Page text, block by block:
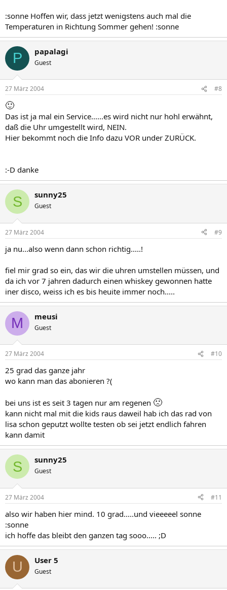
:sonne Hoffen wir, dass jetzt wenigstens auch mal die
Temperaturen in Richtung Sommer gehen! :sonne
P papalagi
Guest
27 März 2004 #8
🙂
Das ist ja mal ein Service......es wird nicht nur hohl erwähnt,
daß die Uhr umgestellt wird, NEIN.
Hier bekommt noch die Info dazu VOR under ZURÜCK.
:-D danke
S sunny25
Guest
27 März 2004 #9
ja nu...also wenn dann schon richtig.....!
fiel mir grad so ein, das wir die uhren umstellen müssen, und
da ich vor 7 jahren dadurch einen whiskey gewonnen hatte
iner disco, weiss ich es bis heuite immer noch.....
M meusi
Guest
27 März 2004 #10
25 grad das ganze jahr
wo kann man das abonieren ?(
bei uns ist es seit 3 tagen nur am regenen 🙁
kann nicht mal mit die kids raus daweil hab ich das rad von
lisa schon geputzt wollte testen ob sei jetzt endlich fahren
kann damit
S sunny25
Guest
27 März 2004 #11
also wir haben hier mind. 10 grad.....und vieeeeel sonne
:sonne
ich hoffe das bleibt den ganzen tag sooo..... ;D
U User 5
Guest